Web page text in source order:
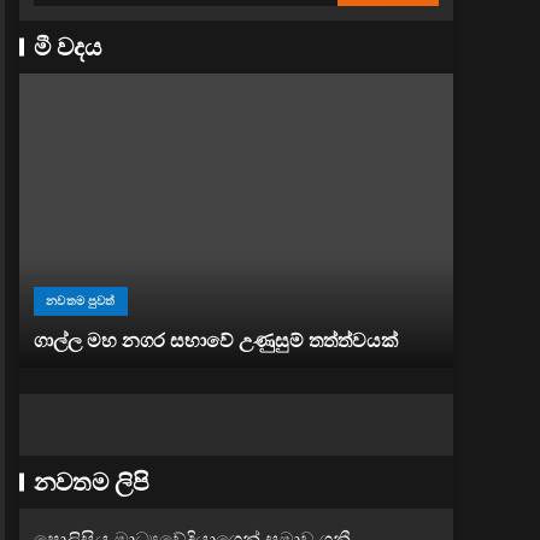
මී වදය
නවතම පුවත්
ගාල්ල මහ නගර සභාවේ උණුසුම් තත්ත්වයක්
නවතම ලිපි